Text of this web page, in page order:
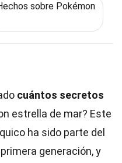
sobre Pokémon
cuántos secretos
estrella de mar? Este
ha sido parte del
generación, y